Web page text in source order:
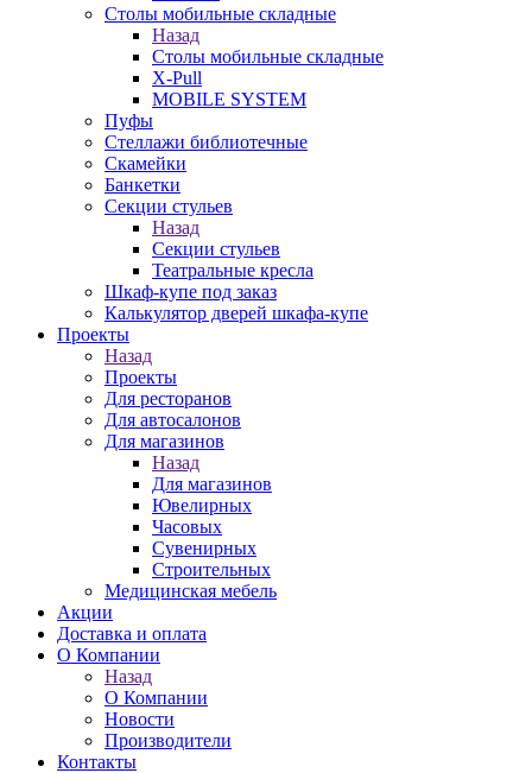
Столы мобильные складные
Назад
Столы мобильные складные
X-Pull
MOBILE SYSTEM
Пуфы
Стеллажи библиотечные
Скамейки
Банкетки
Секции стульев
Назад
Секции стульев
Театральные кресла
Шкаф-купе под заказ
Калькулятор дверей шкафа-купе
Проекты
Назад
Проекты
Для ресторанов
Для автосалонов
Для магазинов
Назад
Для магазинов
Ювелирных
Часовых
Сувенирных
Строительных
Медицинская мебель
Акции
Доставка и оплата
О Компании
Назад
О Компании
Новости
Производители
Контакты